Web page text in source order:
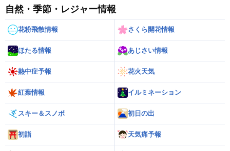
自然・季節・レジャー情報
花粉飛散情報 さくら開花情報
ほたる情報 あじさい情報
熱中症予報 花火天気
紅葉情報 イルミネーション
スキー＆スノボ 初日の出
初詣 天気痛予報